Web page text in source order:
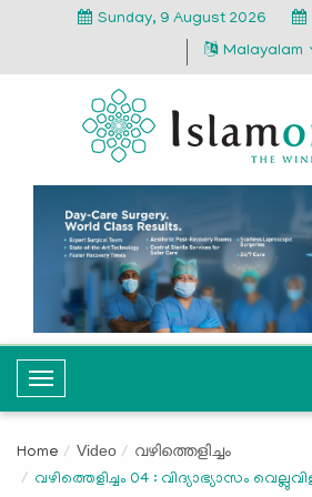
Sunday, 9 August 2026
Malayalam
T
o
g
l
Home Video വഴിത്തെളിച്ചം
വഴിത്തെളിച്ചം 04 : വിദ്യാഭ്യാസം